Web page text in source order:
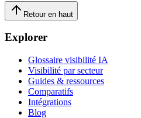
Retour en haut
Explorer
Glossaire visibilité IA
Visibilité par secteur
Guides & ressources
Comparatifs
Intégrations
Blog